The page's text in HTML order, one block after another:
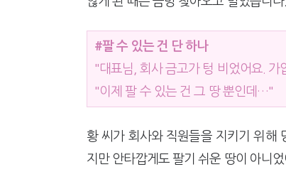
#팔 수 있는 건 단 하나
"대표님, 회사 금고가 텅 비었어요. 가
"이제 팔 수 있는 건 그 땅 뿐인데…"
황 씨가 회사와 직원들을 지키기 위해
지만 안타깝게도 팔기 쉬운 땅이 아니었